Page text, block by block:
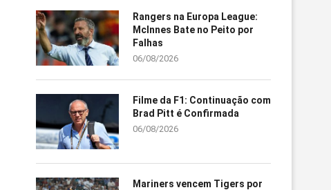
Rangers na Europa League:
McInnes Bate no Peito por
Falhas
06/08/2026
Filme da F1: Continuação com
Brad Pitt é Confirmada
06/08/2026
Mariners vencem Tigers por